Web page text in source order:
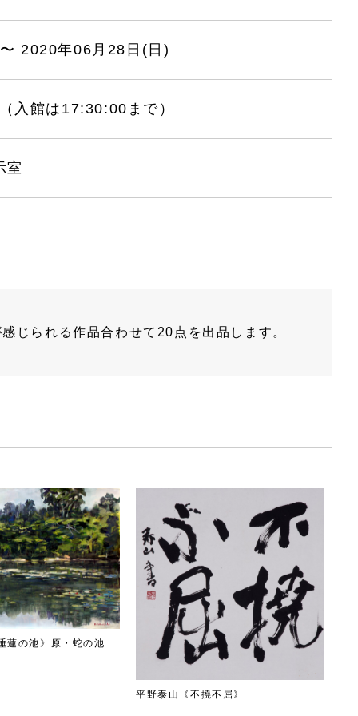
2020年06月28日(日)
入館は17:30:00まで）
室
じられる作品合わせて20点を出品します。
蓮の池》原・蛇の池
平野泰山《不撓不屈》